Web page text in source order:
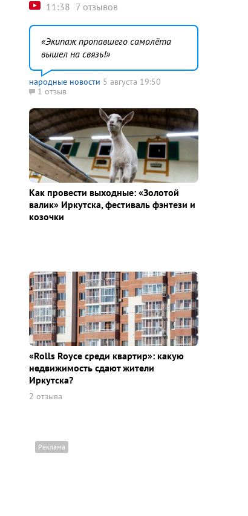
11:38 7 отзывов
Экипаж пропавшего самолёта
вышел на связь!
народные новости 5 августа 19:50
1 отзыв
Как провести выходные: «Золотой
валик» Иркутска, фестиваль фэнтези и
козочки
«Rolls Royce среди квaртир»: какую
недвижимость сдают жители
Иркутска?
2 отзыва